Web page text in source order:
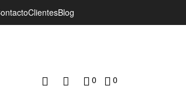
ClientesBlog
0 0